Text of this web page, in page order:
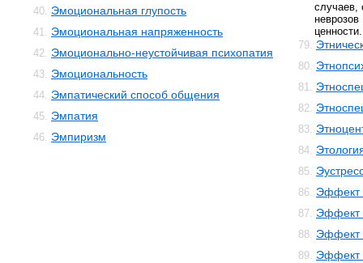
40. Эмоциональная глупость
41. Эмоциональная напряженность
42. Эмоционально-неустойчивая психопатия
43. Эмоциональность
44. Эмпатический способ общения
45. Эмпатия
46. Эмпиризм
случаев,
ценности.
79.
80.
81.
82.
83.
84.
85.
86. Эффект
87. Эффект
88. Эффект
89. Эффект